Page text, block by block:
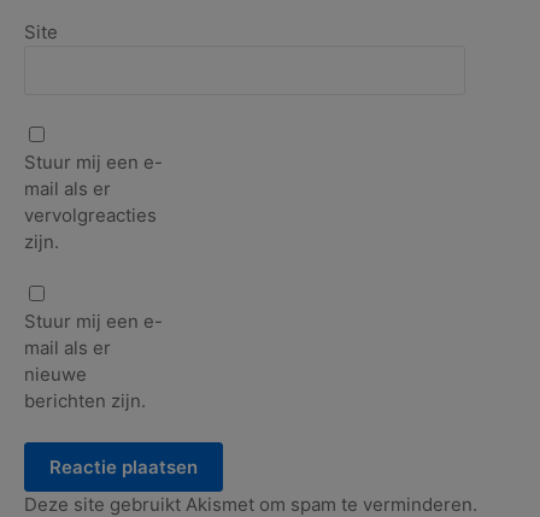
Site
Stuur mij een e-
mail als er
vervolgreacties
zijn.
Stuur mij een e-
mail als er
nieuwe
berichten zijn.
Deze site gebruikt Akismet om spam te verminderen.